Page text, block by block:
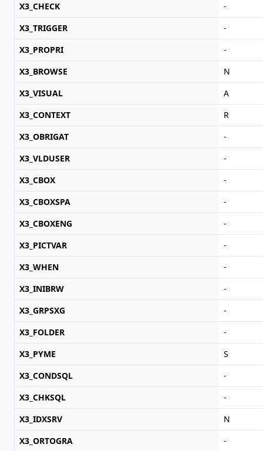
X3_CHECK
-
X3_TRIGGER
-
X3_PROPRI
-
X3_BROWSE
N
X3_VISUAL
A
X3_CONTEXT
R
X3_OBRIGAT
-
X3_VLDUSER
-
X3_CBOX
-
X3_CBOXSPA
-
X3_CBOXENG
-
X3_PICTVAR
-
X3_WHEN
-
X3_INIBRW
-
X3_GRPSXG
-
X3_FOLDER
-
X3_PYME
S
X3_CONDSQL
-
X3_CHKSQL
-
X3_IDXSRV
N
X3_ORTOGRA
-